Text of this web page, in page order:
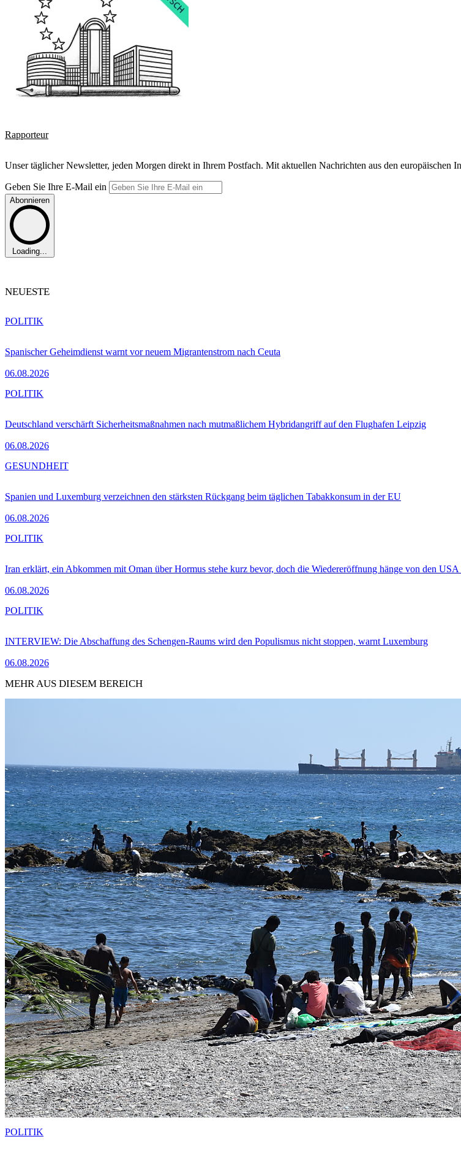
Rapporteur
Unser täglicher Newsletter, jeden Morgen direkt in Ihrem Postfach. Mit aktuellen Nachrichten aus den
Geben Sie Ihre E-Mail ein
Abonnieren
Loading...
NEUESTE
Spanischer Geheimdienst warnt vor neuem Migrantenstrom nach Ceuta
06.08.2026
POLITIK
Deutschland verschärft Sicherheitsmaßnahmen nach mutmaßlichem Hybridangriff auf den Flughafen Leipzig
06.08.2026
POLITIK
Spanien und Luxemburg verzeichnen den stärksten Rückgang beim täglichen Tabakkonsum in der EU
06.08.2026
GESUNDHEIT
Iran erklärt, ein Abkommen mit Oman über Hormus stehe kurz bevor, doch die Wiedereröffnung hänge von den USA
06.08.2026
POLITIK
INTERVIEW: Die Abschaffung des Schengen-Raums wird den Populismus nicht stoppen, warnt Luxemburg
06.08.2026
POLITIK
MEHR AUS DIESEM BEREICH
POLITIK